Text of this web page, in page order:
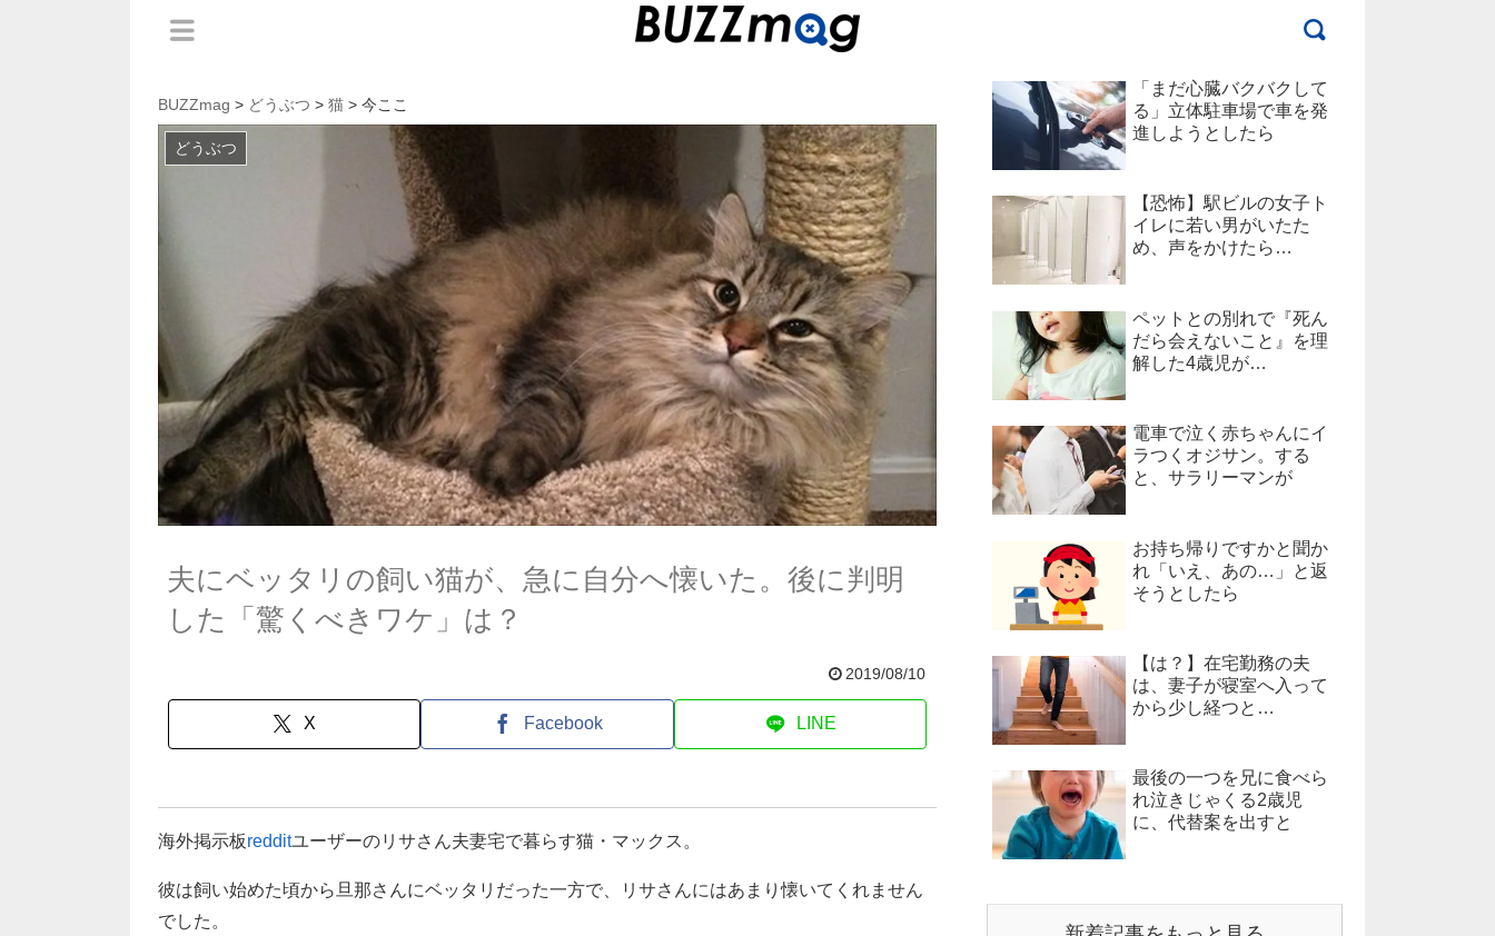
BUZZmag > どうぶつ > 猫 > 今ここ
どうぶつ
夫にベッタリの飼い猫が、急に自分へ懐いた。後に判明
した「驚くべきワケ」は？
2019/08/10
X Facebook LINE
海外掲示板redditユーザーのリサさん夫妻宅で暮らす猫・マックス。
彼は飼い始めた頃から旦那さんにベッタリだった一方で、リサさんにはあまり懐いてくれません
でした。
「まだ心臓バクバクして
る」立体駐車場で車を発
進しようとしたら
【恐怖】駅ビルの女子ト
イレに若い男がいたた
め、声をかけたら…
ペットとの別れで『死ん
だら会えないこと』を理
解した4歳児が…
電車で泣く赤ちゃんにイ
ラつくオジサン。する
と、サラリーマンが
お持ち帰りですかと聞か
れ「いえ、あの…」と返
そうとしたら
【は？】在宅勤務の夫
は、妻子が寝室へ入って
から少し経つと…
最後の一つを兄に食べら
れ泣きじゃくる2歳児
に、代替案を出すと